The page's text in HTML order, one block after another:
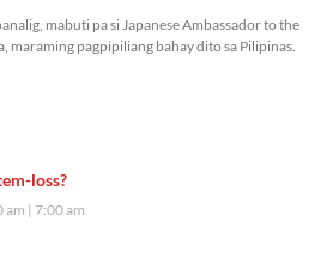
mabuti pa si Japanese Ambassador to the
maraming pagpipiliang bahay dito sa Pilipinas.
loss?
am 7:00 am